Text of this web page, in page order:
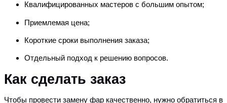
Квалифицированных мастеров с большим опытом;
Приемлемая цена;
Короткие сроки выполнения заказа;
Отдельный подход к решению вопросов.
Как сделать заказ
Чтобы провести замену фар качественно, нужно обратиться в